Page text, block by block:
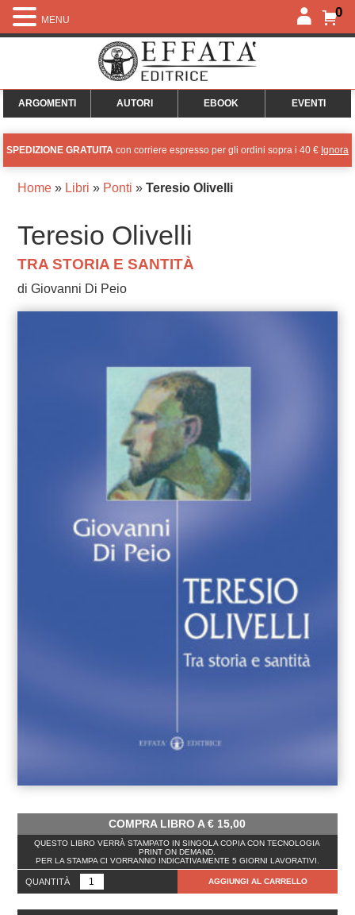
0
ARGOMENTI AUTORI EBOOK EVENTI
SPEDIZIONE GRATUITA con corriere espresso per gli ordini sopra i 40 € Ignora
Home» Libri » Ponti » Teresio Olivelli
Teresio Olivelli
TRA STORIA E SANTITÀ
di Giovanni Di Peio
COMPRA LIBRO A€ 15,00
QUESTO LIBRO VERRÀ STAMPATO IN SINGOLA COPIA CON TECNOLOGIA
PRINT ON DEMAND.
PER LA STAMPA CI VORRANNO INDICATIVAMENTE 5 GIORNI LAVORATIVI.
QUANTITÀ AGGIUNGI AL CARRELLO
MENU